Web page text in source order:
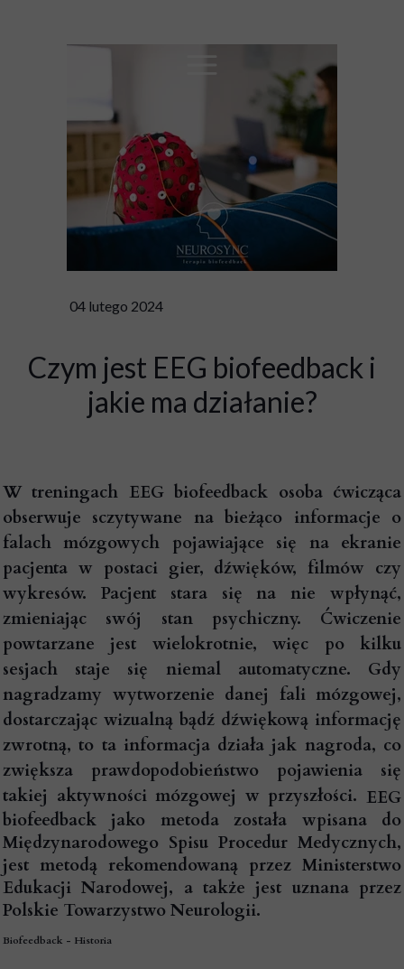
04 lutego 2024
Czym jest EEG biofeedback i
jakie ma działanie?
W treningach EEG biofeedback osoba ćwicząca
obserwuje sczytywane na bieżąco informacje o
falach mózgowych pojawiające się na ekranie
pacjenta w postaci gier, dźwięków, filmów czy
wykresów. Pacjent stara się na nie wpłynąć,
zmieniając swój stan psychiczny. Ćwiczenie
powtarzane jest wielokrotnie, więc po kilku
sesjach staje się niemal automatyczne. Gdy
nagradzamy wytworzenie danej fali mózgowej,
dostarczając wizualną bądź dźwiękową informację
zwrotną, to ta informacja działa jak nagroda, co
zwiększa prawdopodobieństwo pojawienia się
takiej aktywności mózgowej w przyszłości. EEG
biofeedback jako metoda została wpisana do
Międzynarodowego Spisu Procedur Medycznych,
jest metodą rekomendowaną przez Ministerstwo
Edukacji Narodowej, a także jest uznana przez
Polskie Towarzystwo Neurologii.
Biofeedback - Historia